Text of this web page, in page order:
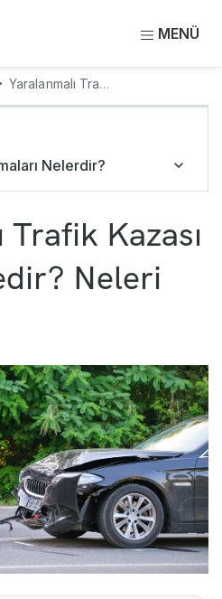
MENÜ
Yaralanmalı Trafik Kazası Sigortası Nedir? Neleri Karşılar?
Nelerdir?
Trafik Kazası
Neleri